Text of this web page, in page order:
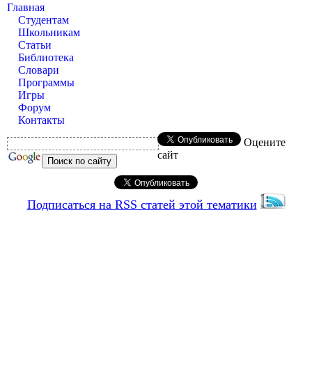
Главная
Студентам
Школьникам
Статьи
Библиотека
Словари
Программы
Игры
Форум
Контакты
Оцените
сайт
Подписаться на RSS статей этой тематики